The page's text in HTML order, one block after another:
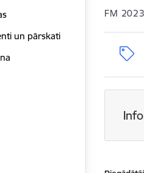
un pārskati
FM